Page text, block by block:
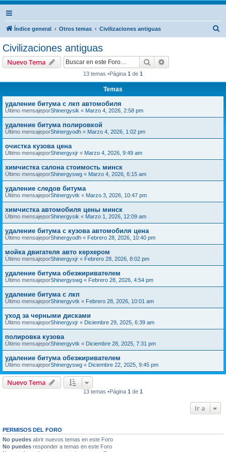
Índice general Otros temas Civilizaciones antiguas
Civilizaciones antiguas
Nuevo Tema Buscar
13 temas •Página 1 de 1
Temas
удаление битума с лкп автомобиля
Último mensajeporShinergysik « Marzo 4, 2026, 2:58 pm
удаление битума полировкой
Último mensajeporShinergyodh « Marzo 4, 2026, 1:02 pm
очистка кузова цена
Último mensajeporShinergyxjr « Marzo 4, 2026, 9:49 am
химчистка салона стоимость минск
Último mensajeporShinergyswg « Marzo 4, 2026, 6:15 am
удаление следов битума
Último mensajeporShinergyvtk « Marzo 3, 2026, 10:47 pm
химчистка автомобиля цены минск
Último mensajeporShinergysik « Marzo 1, 2026, 12:09 am
удаление битума с кузова автомобиля цена
Último mensajeporShinergyodh « Febrero 28, 2026, 10:40 pm
мойка двигателя авто керхером
Último mensajeporShinergyxjr « Febrero 28, 2026, 8:02 pm
удаление битума обезжиривателем
Último mensajeporShinergyswg « Febrero 28, 2026, 4:54 pm
удаление битума с лкп
Último mensajeporShinergyvtk « Febrero 28, 2026, 10:01 am
уход за черными дисками
Último mensajeporShinergyxjr « Diciembre 29, 2025, 6:39 am
полировка кузова
Último mensajeporShinergyvtk « Diciembre 28, 2025, 7:31 pm
удаление битума обезжиривателем
Último mensajeporShinergyswg « Diciembre 22, 2025, 9:45 pm
Nuevo Tema
13 temas •Página 1 de 1
Ir a
PERMISOS DEL FORO
No puedes abrir nuevos temas en este Foro
No puedes responder a temas en este Foro